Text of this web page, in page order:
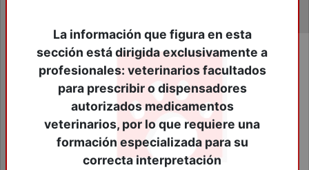
Antibióticos
Antiparasitários
Bibliografía
Cercados Eléctricos
Cierre Heridas
Consumibles Veterinarios
Cosméticos Peq.Animales
La información que figura en esta
sección está dirigida exclusivamente a
profesionales: veterinarios facultados
para prescribir o dispensadores
autorizados medicamentos
veterinarios, por lo que requiere una
formación especializada para su
correcta interpretación